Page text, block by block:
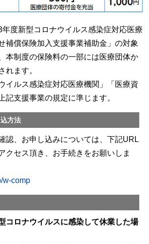
度新型コロナウイルス感染症対応医療
補償保険加入支援事業補助金」の対象
本制度の保険料の一部には医療団体か
れます。
ルス感染症対応医療機関」「医療資
記支援事業の規定に準じます。
方法
認、お申し込みについては、下記URL
クセス頂き、お手続きをお願いしま
w-comp
コロナウイルスに感染して休業した場